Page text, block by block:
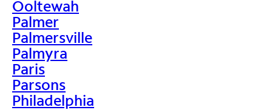
Ooltewah
Palmer
Palmersville
Palmyra
Paris
Parsons
Philadelphia